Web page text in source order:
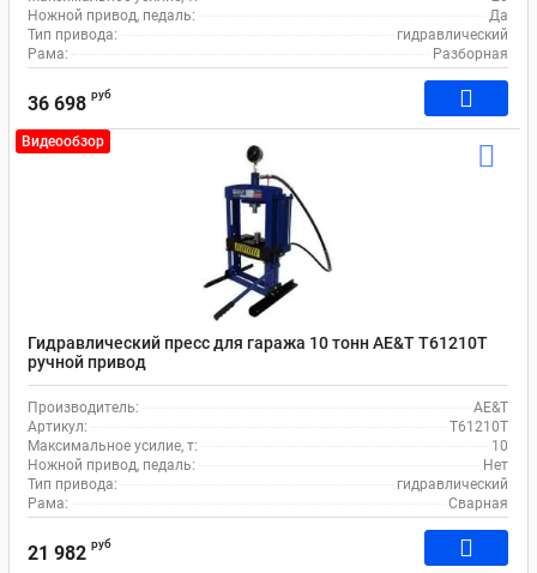
Ножной привод, педаль:
Да
Тип привода:
гидравлический
Рама:
Разборная
36 698 руб
Видеообзор
Гидравлический пресс для гаража 10 тонн AE&T T61210T
ручной привод
Производитель:
AE&T
Артикул:
T61210T
Максимальное усилие, т:
10
Ножной привод, педаль:
Нет
Тип привода:
гидравлический
Рама:
Сварная
21 982 руб